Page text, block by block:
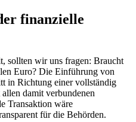
finanzielle
sollten wir uns fragen: Braucht
Euro? Die Einführung von
in Richtung einer vollständig
damit verbundenen
Transaktion wäre
für die Behörden.